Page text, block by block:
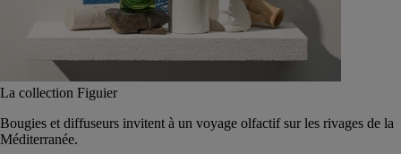
La collection Figuier
Bougies et diffuseurs invitent à un voyage olfactif sur les rivages de la
Méditerranée.